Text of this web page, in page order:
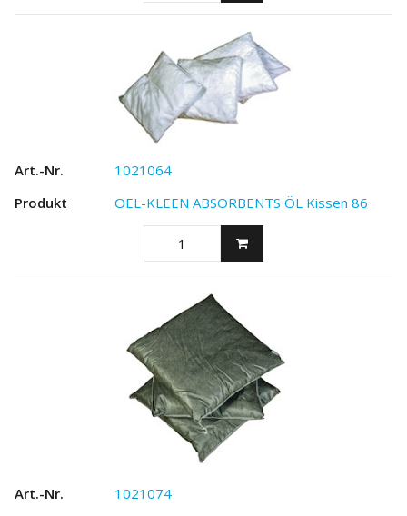
1021064
OEL-KLEEN ABSORBENTS ÖL Kissen 86
1021074